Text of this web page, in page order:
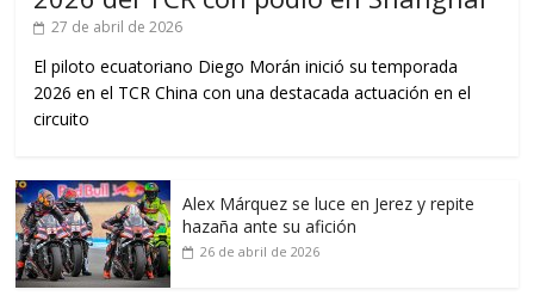
27 de abril de 2026
El piloto ecuatoriano Diego Morán inició su temporada
2026 en el TCR China con una destacada actuación en el
circuito
Alex Márquez se luce en Jerez y repite
hazaña ante su afición
26 de abril de 2026